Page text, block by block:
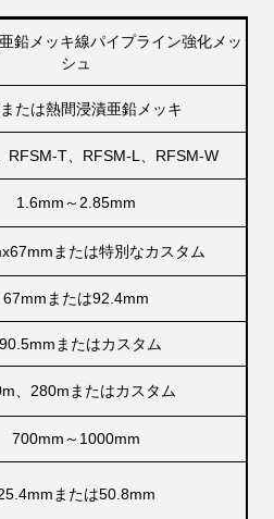
鉛メッキ線パイプライン強化メッ
シュ
たは熱間浸漬亜鉛メッキ
RFSM-T、RFSM-L、RFSM-W
1.6mm～2.85mm
または特別なカスタム
67mmまたは92.4mm
またはカスタム
、280mまたはカスタム
700mm～1000mm
または50.8mm